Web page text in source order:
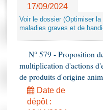
Rapports d'enquête
Rapports législatifs
Rapports sur l'application
Dossiers législatifs
Budget et sécurité sociale
Questions écrites et orales
17/09/2024
Voir le dossier (Optimiser
maladies graves et de
N° 579 - Proposition
multiplication d'actions
de produits d'origine
Date de
dépôt :